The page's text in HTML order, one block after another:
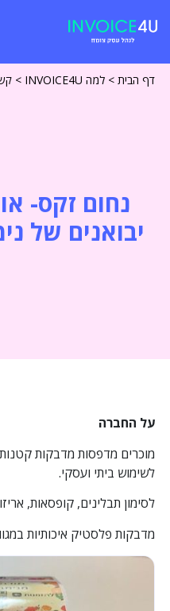
דף הבית > למה INVOICE4U >
נחום זקס-
יבואנים של
על החברה
מוכרים מדפסות מדבקות
לשימוש ביתי ועסקי.
לסימון תבלינים, קופסאות,
מדבקות פלסטיק איכותיות